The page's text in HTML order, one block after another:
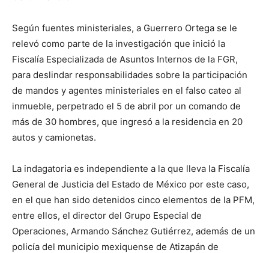
Según fuentes ministeriales, a Guerrero Ortega se le
relevó como parte de la investigación que inició la
Fiscalía Especializada de Asuntos Internos de la FGR,
para deslindar responsabilidades sobre la participación
de mandos y agentes ministeriales en el falso cateo al
inmueble, perpetrado el 5 de abril por un comando de
más de 30 hombres, que ingresó a la residencia en 20
autos y camionetas.
La indagatoria es independiente a la que lleva la Fiscalía
General de Justicia del Estado de México por este caso,
en el que han sido detenidos cinco elementos de la PFM,
entre ellos, el director del Grupo Especial de
Operaciones, Armando Sánchez Gutiérrez, además de un
policía del municipio mexiquense de Atizapán de